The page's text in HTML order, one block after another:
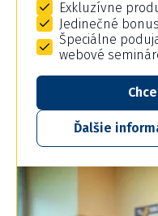
Exkluzívne
Jedinečné
Špeciálne
webové
Ďalšie